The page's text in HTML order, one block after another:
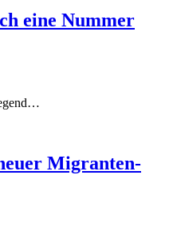
eine Nummer
Migranten-